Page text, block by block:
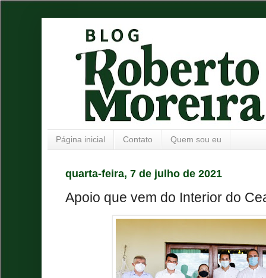
Página inicial Contato Quem sou eu
quarta-feira, 7 de julho de 2021
Apoio que vem do Interior do